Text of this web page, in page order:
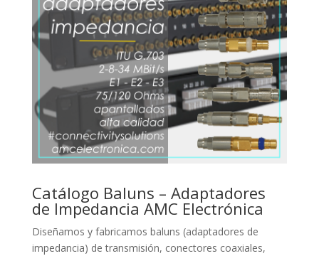
Catálogo Baluns – Adaptadores
de Impedancia AMC Electrónica
Diseñamos y fabricamos baluns (adaptadores de
impedancia) de transmisión, conectores coaxiales,